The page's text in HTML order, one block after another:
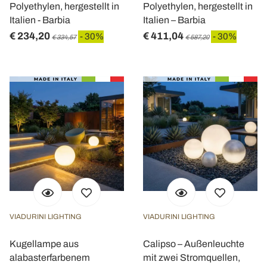
Polyethylen, hergestellt in
Italien - Barbia
€ 234,20 € 334,57 - 30%
Polyethylen, hergestellt in
Italien – Barbia
€ 411,04 € 587,20 - 30%
VIADURINI LIGHTING
Kugellampe aus
alabasterfarbenem
VIADURINI LIGHTING
Calipso – Außenleuchte
mit zwei Stromquellen,